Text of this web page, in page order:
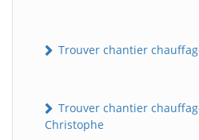
Trouver chantier
Trouver chantier
Christophe